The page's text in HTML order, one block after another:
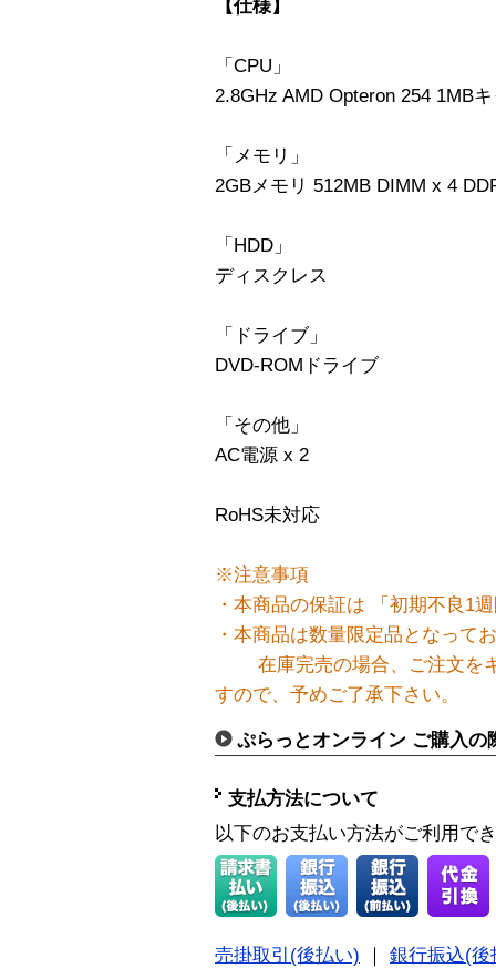
【仕様】
「CPU」
2.8GHz AMD Opteron 254 1MB
「メモリ」
2GBメモリ 512MB DIMM x 4
「HDD」
ディスクレス
「ドライブ」
DVD-ROMドライブ
「その他」
AC電源 x 2
RoHS未対応
※注意事項
・本商品の保証は 「初期不良1
・本商品は数量限定品となって
在庫完売の場合、ご注文をキ
すので、予めご了承下さい。
ぷらっとオンライン ご購入の
支払方法について
以下のお支払い方法がご利用で
売掛取引(後払い)
銀行振込(後